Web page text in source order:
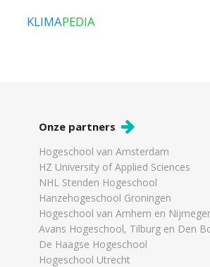
KLIMAPEDIA
Onze partners
Hogeschool van Amsterdam
HZ University of Applied Sciences
NHL Stenden Hogeschool
Hanzehogeschool Groningen
Hogeschool van Arnhem en
Avans Hogeschool, Tilburg en Den
De Haagse Hogeschool
Hogeschool Utrecht